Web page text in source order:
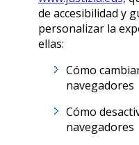
de accesibilidad y
personalizar la
ellas:
Cómo
navegadores
Cómo
navegadores